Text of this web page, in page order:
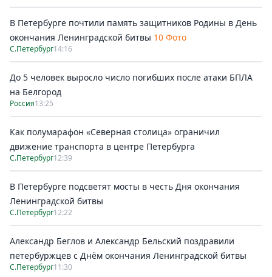
В Петербурге почтили память защитников Родины в День
окончания Ленинградской битвы 10 Фото
С.Петербург14:16
До 5 человек выросло число погибших после атаки БПЛА
на Белгород
Россия13:25
Как полумарафон «Северная столица» ограничил
движение транспорта в центре Петербурга
С.Петербург12:39
В Петербурге подсветят мосты в честь Дня окончания
Ленинградской битвы
С.Петербург12:22
Александр Беглов и Александр Бельский поздравили
петербуржцев с Днём окончания Ленинградской битвы
С.Петербург11:30